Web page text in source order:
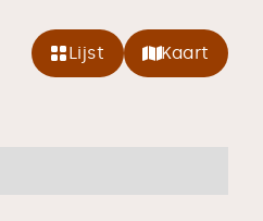
Lijst Kaart